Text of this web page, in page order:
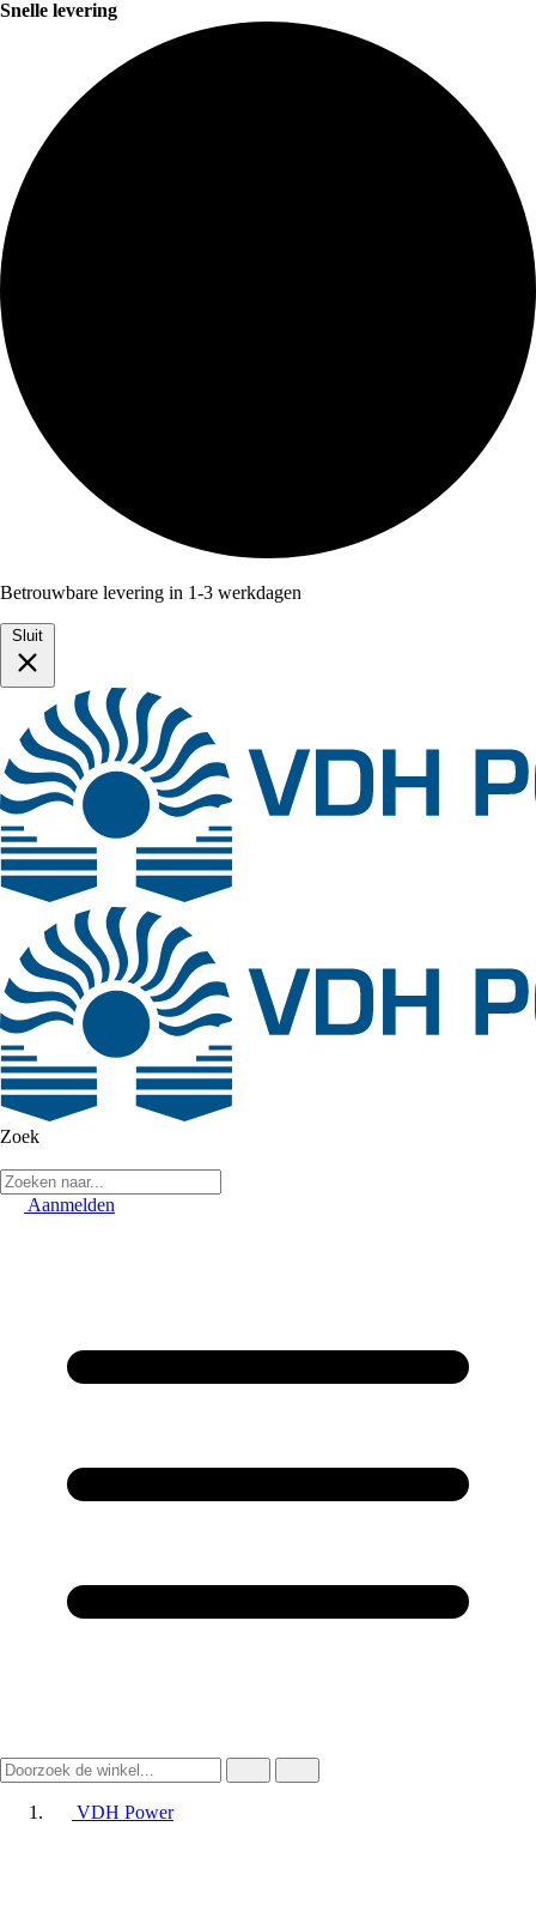
Snelle levering
Betrouwbare levering in 1-3 werkdagen
Sluit
Zoek
Aanmelden
VDH Power